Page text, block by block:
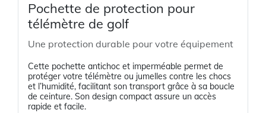
Pochette de protection pour
télémètre de golf
Une protection durable pour votre équipement
Cette pochette antichoc et imperméable permet de
protéger votre télémètre ou jumelles contre les chocs
et l’humidité, facilitant son transport grâce à sa boucle
de ceinture. Son design compact assure un accès
rapide et facile.